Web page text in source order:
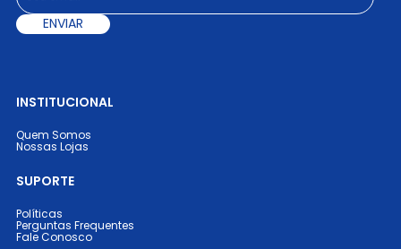
ENVIAR
INSTITUCIONAL
Quem Somos
Nossas Lojas
SUPORTE
Políticas
Perguntas Frequentes
Fale Conosco